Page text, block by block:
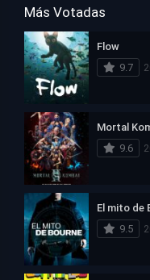
Más Votadas
Flow
9.7
Mortal
9.6
El mito de
9.5